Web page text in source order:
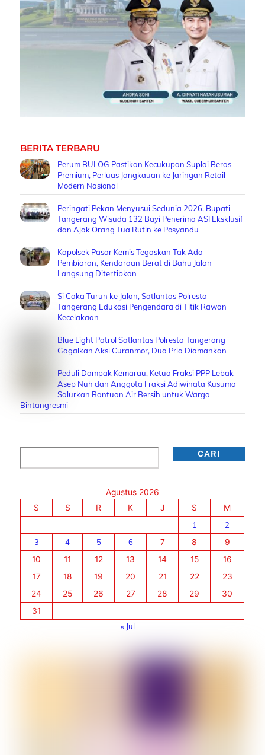
BERITA TERBARU
Perum BULOG Pastikan Kecukupan Suplai Beras
Premium, Perluas Jangkauan ke Jaringan Retail
Modern Nasional
Peringati Pekan Menyusui Sedunia 2026, Bupati
Tangerang Wisuda 132 Bayi Penerima ASI Eksklusif
dan Ajak Orang Tua Rutin ke Posyandu
Kapolsek Pasar Kemis Tegaskan Tak Ada
Pembiaran, Kendaraan Berat di Bahu Jalan
Langsung Ditertibkan
Si Caka Turun ke Jalan, Satlantas Polresta
Tangerang Edukasi Pengendara di Titik Rawan
Kecelakaan
Blue Light Patrol Satlantas Polresta Tangerang
Gagalkan Aksi Curanmor, Dua Pria Diamankan
Peduli Dampak Kemarau, Ketua Fraksi PPP Lebak
Asep Nuh dan Anggota Fraksi Adiwinata Kusuma
Salurkan Bantuan Air Bersih untuk Warga
Bintangresmi
CARI
Agustus 2026
S
S R K J S
M
1
2
3
4 5 6 7 8
9
10
11 12 13 14 15
16
17
18 19 20 21 22
23
24
25 26 27 28 29
30
31
« Jul